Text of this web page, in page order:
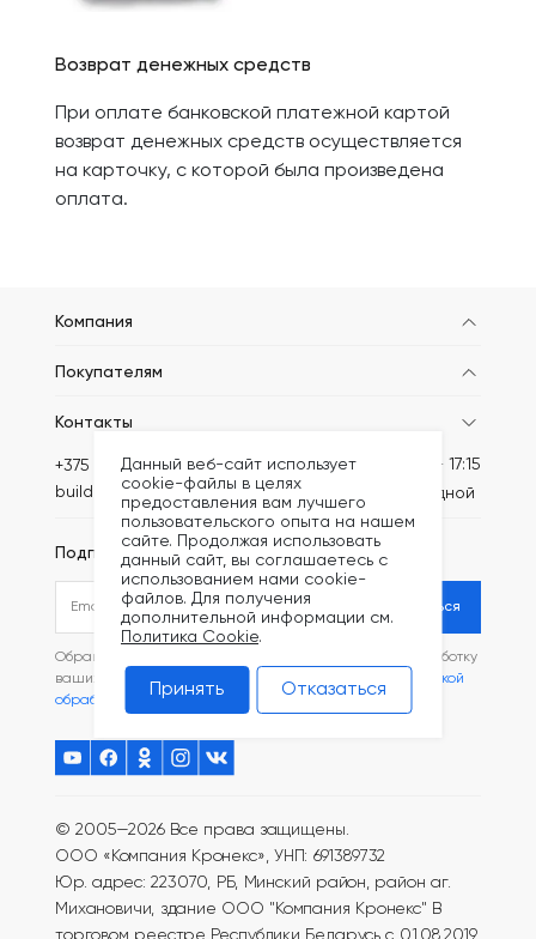
Возврат денежных средств
При оплате банковской платежной картой
возврат денежных средств осуществляется
на карточку, с которой была произведена
оплата.
Компания
Покупателям
Контакты
+375 (44) 789-64-46
build@kronex-company.by
Пн-Пт: 8:30 - 17:15
Сб-вс: выходной
Подписаться на рассылку
Подписаться
Обращаясь в наш магазин, вы даете согласие на обработку
ваших
персональных данных и соглашаетесь с
Политикой
обработки файлов Cookie
© 2005—2026 Все права защищены.
ООО «Компания Кронекс», УНП: 691389732
Юр. адрес: 223070, РБ, Минский район, район аг.
Михановичи, здание ООО "Компания Кронекс" В
торговом реестре Республики Беларусь с 01.08.2019
Данный веб-сайт использует
cookie-файлы в целях
предоставления вам лучшего
пользовательского опыта на нашем
сайте. Продолжая использовать
данный сайт, вы соглашаетесь с
использованием нами cookie-
файлов. Для получения
дополнительной информации см.
Политика Cookie.
Принять Отказаться